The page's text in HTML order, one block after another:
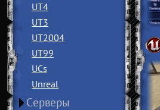
UT4
UT3
UT2004
UT99
UCs
Unreal
Серверы